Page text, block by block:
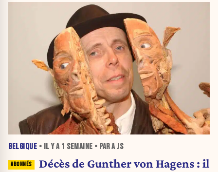
BELGIQUE • IL Y A 1 SEMAINE • PAR A JS
Décès de Gunther von Hagens : il